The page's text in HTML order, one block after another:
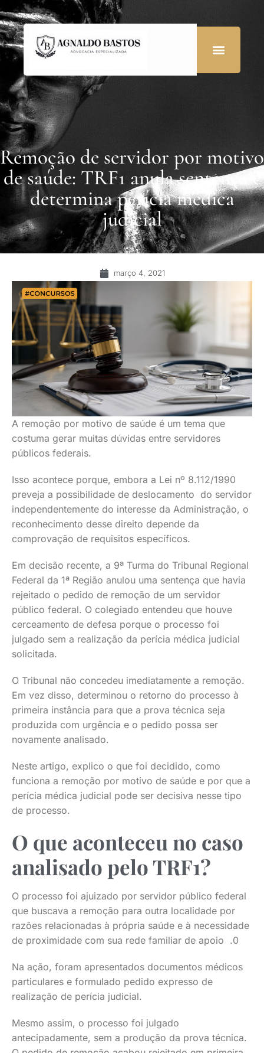
Remoção de servidor por motivo
de saúde: TRF1 anula sentença e
determina perícia médica
judicial
março 4, 2021
A remoção por motivo de saúde é um tema que
costuma gerar muitas dúvidas entre servidores
públicos federais.
Isso acontece porque, embora a Lei nº 8.112/1990
preveja a possibilidade de deslocamento do servidor
independentemente do interesse da Administração, o
reconhecimento desse direito depende da
comprovação de requisitos específicos.
Em decisão recente, a 9ª Turma do Tribunal Regional
Federal da 1ª Região anulou uma sentença que havia
rejeitado o pedido de remoção de um servidor
público federal. O colegiado entendeu que houve
cerceamento de defesa porque o processo foi
julgado sem a realização da perícia médica judicial
solicitada.
O Tribunal não concedeu imediatamente a remoção.
Em vez disso, determinou o retorno do processo à
primeira instância para que a prova técnica seja
produzida com urgência e o pedido possa ser
novamente analisado.
Neste artigo, explico o que foi decidido, como
funciona a remoção por motivo de saúde e por que a
perícia médica judicial pode ser decisiva nesse tipo
de processo.
O que aconteceu no caso
analisado pelo TRF1?
O processo foi ajuizado por servidor público federal
que buscava a remoção para outra localidade por
razões relacionadas à própria saúde e à necessidade
de proximidade com sua rede familiar de apoio .0
Na ação, foram apresentados documentos médicos
particulares e formulado pedido expresso de
realização de perícia judicial.
Mesmo assim, o processo foi julgado
antecipadamente, sem a produção da prova técnica.